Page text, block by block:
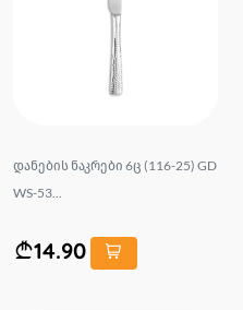
დანების ნაკრები 6ც (116-25) GD
WS-53...
14.90